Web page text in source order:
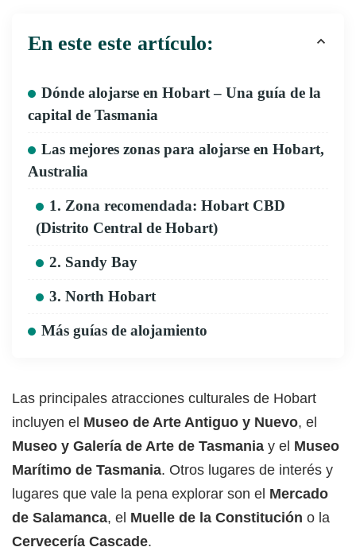
En este este artículo:
Dónde alojarse en Hobart – Una guía de la
capital de Tasmania
Las mejores zonas para alojarse en Hobart,
Australia
1. Zona recomendada: Hobart CBD
(Distrito Central de Hobart)
2. Sandy Bay
3. North Hobart
Más guías de alojamiento
Las principales atracciones culturales de Hobart
incluyen el Museo de Arte Antiguo y Nuevo, el
Museo y Galería de Arte de Tasmania y el Museo
Marítimo de Tasmania. Otros lugares de interés y
lugares que vale la pena explorar son el Mercado
de Salamanca, el Muelle de la Constitución o la
Cervecería Cascade.